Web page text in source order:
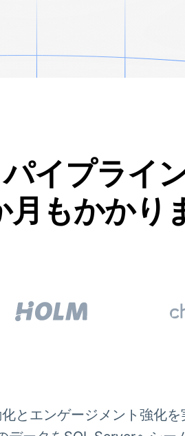
イプライ
もかかり
とエンゲージメント強化